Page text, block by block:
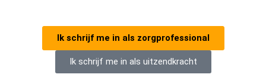
Ik schrijf me in als zorgprofessional
Ik schrijf me in als uitzendkracht